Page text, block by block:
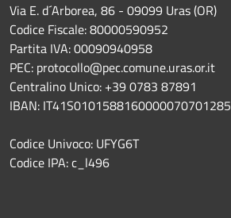
Via E. d´Arborea, 86 - 09099 Uras (OR)
Codice Fiscale: 80000590952
Partita IVA: 00090940958
PEC: protocollo@pec.comune.uras.or.it
Centralino Unico: +39 0783 87891
IBAN: IT41S0101588160000070701285
Codice Univoco: UFYG6T
Codice IPA: c_l496